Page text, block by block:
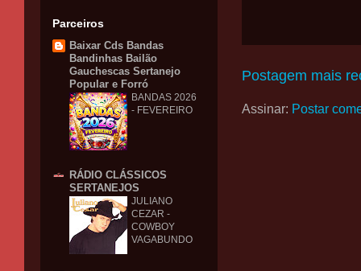
Postagem mais
Assinar: Postar
Parceiros
Baixar Cds Bandas
Bandinhas Bailão
Gauchescas Sertanejo
Popular e Forró
BANDAS 2026
- FEVEREIRO
RÁDIO CLÁSSICOS
SERTANEJOS
JULIANO
CEZAR -
COWBOY
VAGABUNDO